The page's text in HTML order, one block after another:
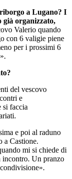
a Lugano? I
già organizzato,
Valerio quando
con 6 valigie piene
per i prossimi 6
del vescovo
e
si faccia
e poi al raduno
a Castione.
mi si chiede di
incontro. Un pranzo